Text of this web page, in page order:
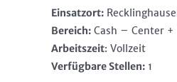
Einsatzort:
Bereich:Cash – Center
Arbeitszeit: Vollzeit
Verfügbare Stellen:1